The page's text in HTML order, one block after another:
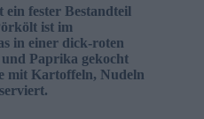
fester Bestandteil
ist im
in einer dick-roten
Paprika gekocht
mit Kartoffeln, Nudeln